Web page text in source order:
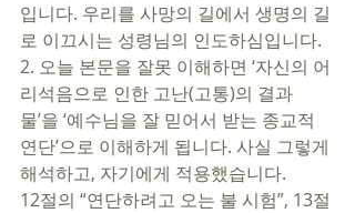
입니다. 우리를 사망의 길에서 생명의 길
로 이끄시는 성령님의 인도하심입니다.
2. 오늘 본문을 잘못 이해하면 ‘자신의 어
리석음으로 인한 고난(고통)의 결과
물’을 ‘예수님을 잘 믿어서 받는 종교적
연단’으로 이해하게 됩니다. 사실 그렇게
해석하고, 자기에게 적용했습니다.
12절의 “연단하려고 오는 불 시험”, 13절